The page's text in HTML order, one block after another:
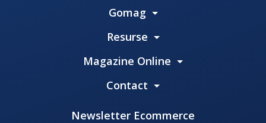
Gomag
Resurse
Magazine Online
Contact
Newsletter Ecommerce